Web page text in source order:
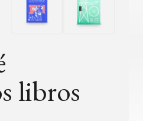
libros